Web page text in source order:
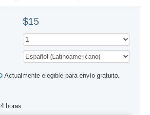
$15
Actualmente elegible para envío gratuito.
horas